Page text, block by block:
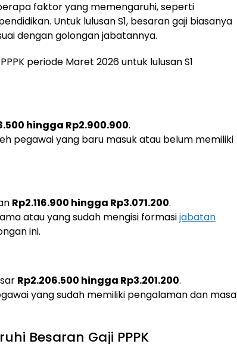
faktor yang memengaruhi, seperti
Untuk lulusan S1, besaran gaji biasanya
dengan golongan jabatannya.
periode Maret 2026 untuk lulusan S1
hingga Rp2.900.900.
pegawai yang baru masuk atau belum memiliki
Rp2.116.900 hingga Rp3.071.200.
atau yang sudah mengisi formasijabatan
ini.
Rp2.206.500 hingga Rp3.201.200.
yang sudah memiliki pengalaman dan masa
Besaran Gaji PPPK